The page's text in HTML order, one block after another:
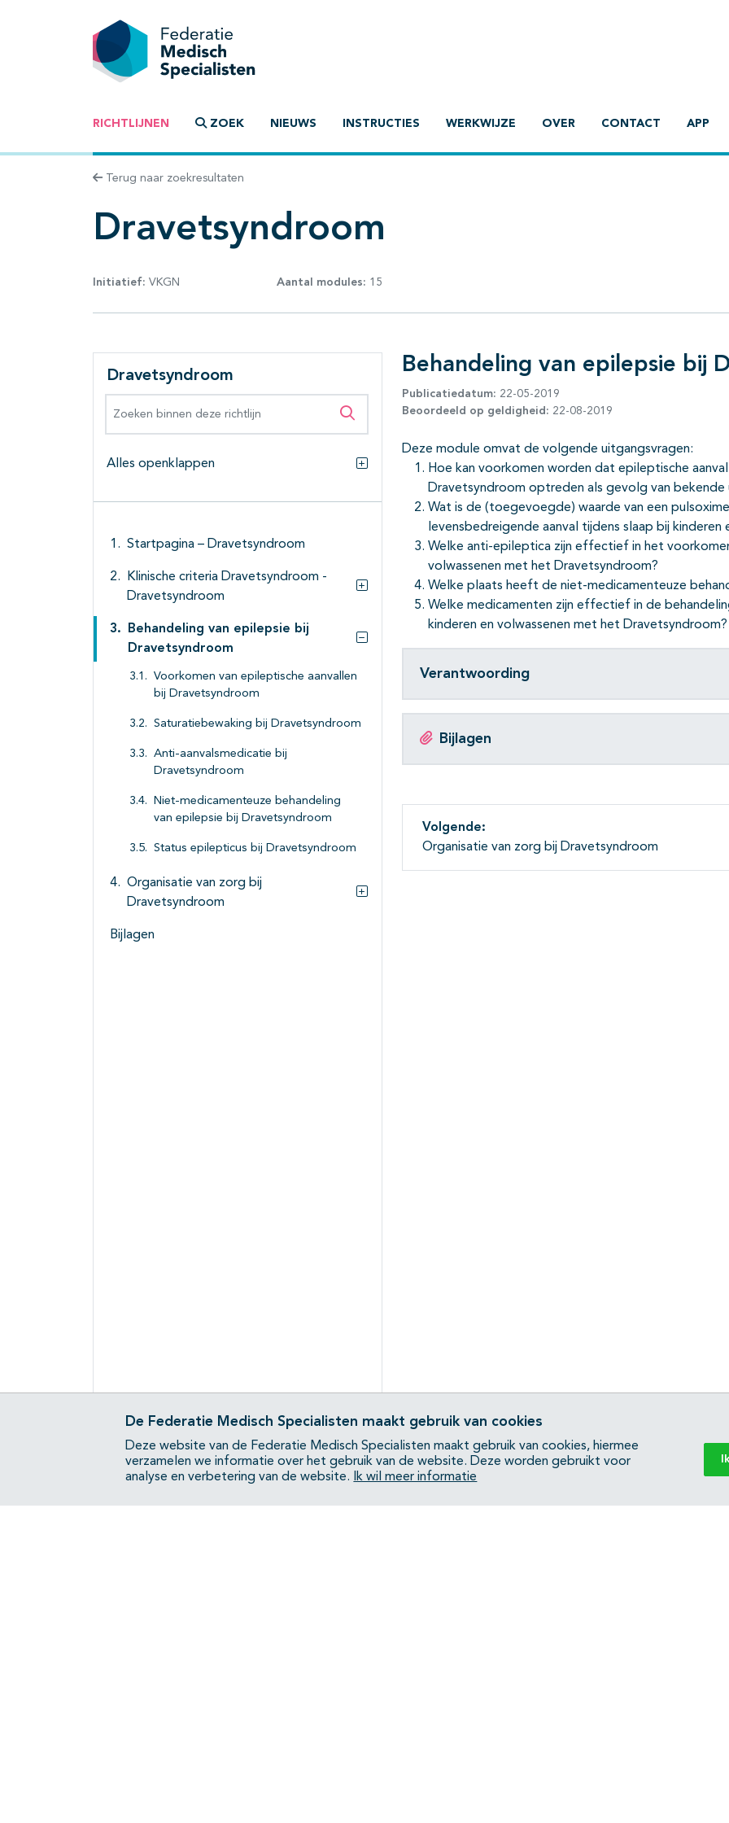
RICHTLIJNEN ZOEK NIEUWS INSTRUCTIES WERKWIJZE OVER CONTACT APP
Terug naar zoekresultaten
Dravetsyndroom
Initiatief: VKGN Aantal modules: 15
Dravetsyndroom
Zoeken binnen deze richtlijn
Alles openklappen
Alles openklappen
Startpagina – Dravetsyndroom
Klinische criteria Dravetsyndroom -
Dravetsyndroom
Subpagina's open- en dichtklappen
Behandeling van epilepsie bij
Dravetsyndroom
Voorkomen van epileptische aanvallen
bij Dravetsyndroom
Saturatiebewaking bij Dravetsyndroom
Anti-aanvalsmedicatie bij
Dravetsyndroom
Niet-medicamenteuze behandeling
van epilepsie bij Dravetsyndroom
Status epilepticus bij Dravetsyndroom
Organisatie van zorg bij
Dravetsyndroom
Bijlagen
Behandeling van epilepsie bij
Publicatiedatum: 22-05-2019
Beoordeeld op geldigheid: 22-08-2019
Deze module omvat de volgende uitgangsvragen:
Hoe kan voorkomen worden dat epileptische
Dravetsyndroom optreden als gevolg van
Wat is de (toegevoegde) waarde van een
levensbedreigende aanval tijdens slaap bij
Welke anti-epileptica zijn effectief in het
volwassenen met het Dravetsyndroom?
Welke plaats heeft de niet-medicamenteuze
Welke medicamenten zijn effectief in de
kinderen en volwassenen met het Dravetsyndroom?
Verantwoording
Bijlagen
Volgende:
Organisatie van zorg bij Dravetsyndroom
De Federatie Medisch Specialisten maakt gebruik van cookies
Deze website van de Federatie Medisch Specialisten maakt gebruik van cookies, hiermee
verzamelen we informatie over het gebruik van de website. Deze worden gebruikt voor
analyse en verbetering van de website.
Ik wil meer informatie